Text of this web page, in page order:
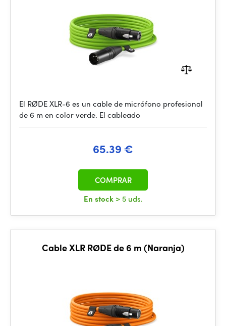
El RØDE XLR-6 es un cable de micrófono profesional
de 6 m en color verde. El cableado
65.39 €
En stock > 5 uds.
COMPRAR
Cable XLR RØDE de 6 m (Naranja)